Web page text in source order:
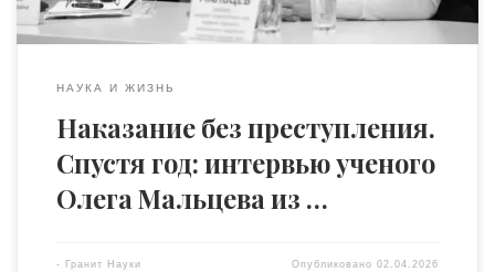
НАУКА И ЖИЗНЬ
Наказание без преступления.
Спустя год: интервью ученого
Олега Мальцева из …
- Гранит Науки Опубликовано02.04.2026